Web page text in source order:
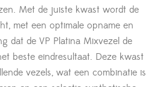
Met de juiste kwast wordt de
met een optimale opname en
dat de VP Platina Mixvezel de
beste eindresultaat. Deze kwast
vezels, wat een combinatie is